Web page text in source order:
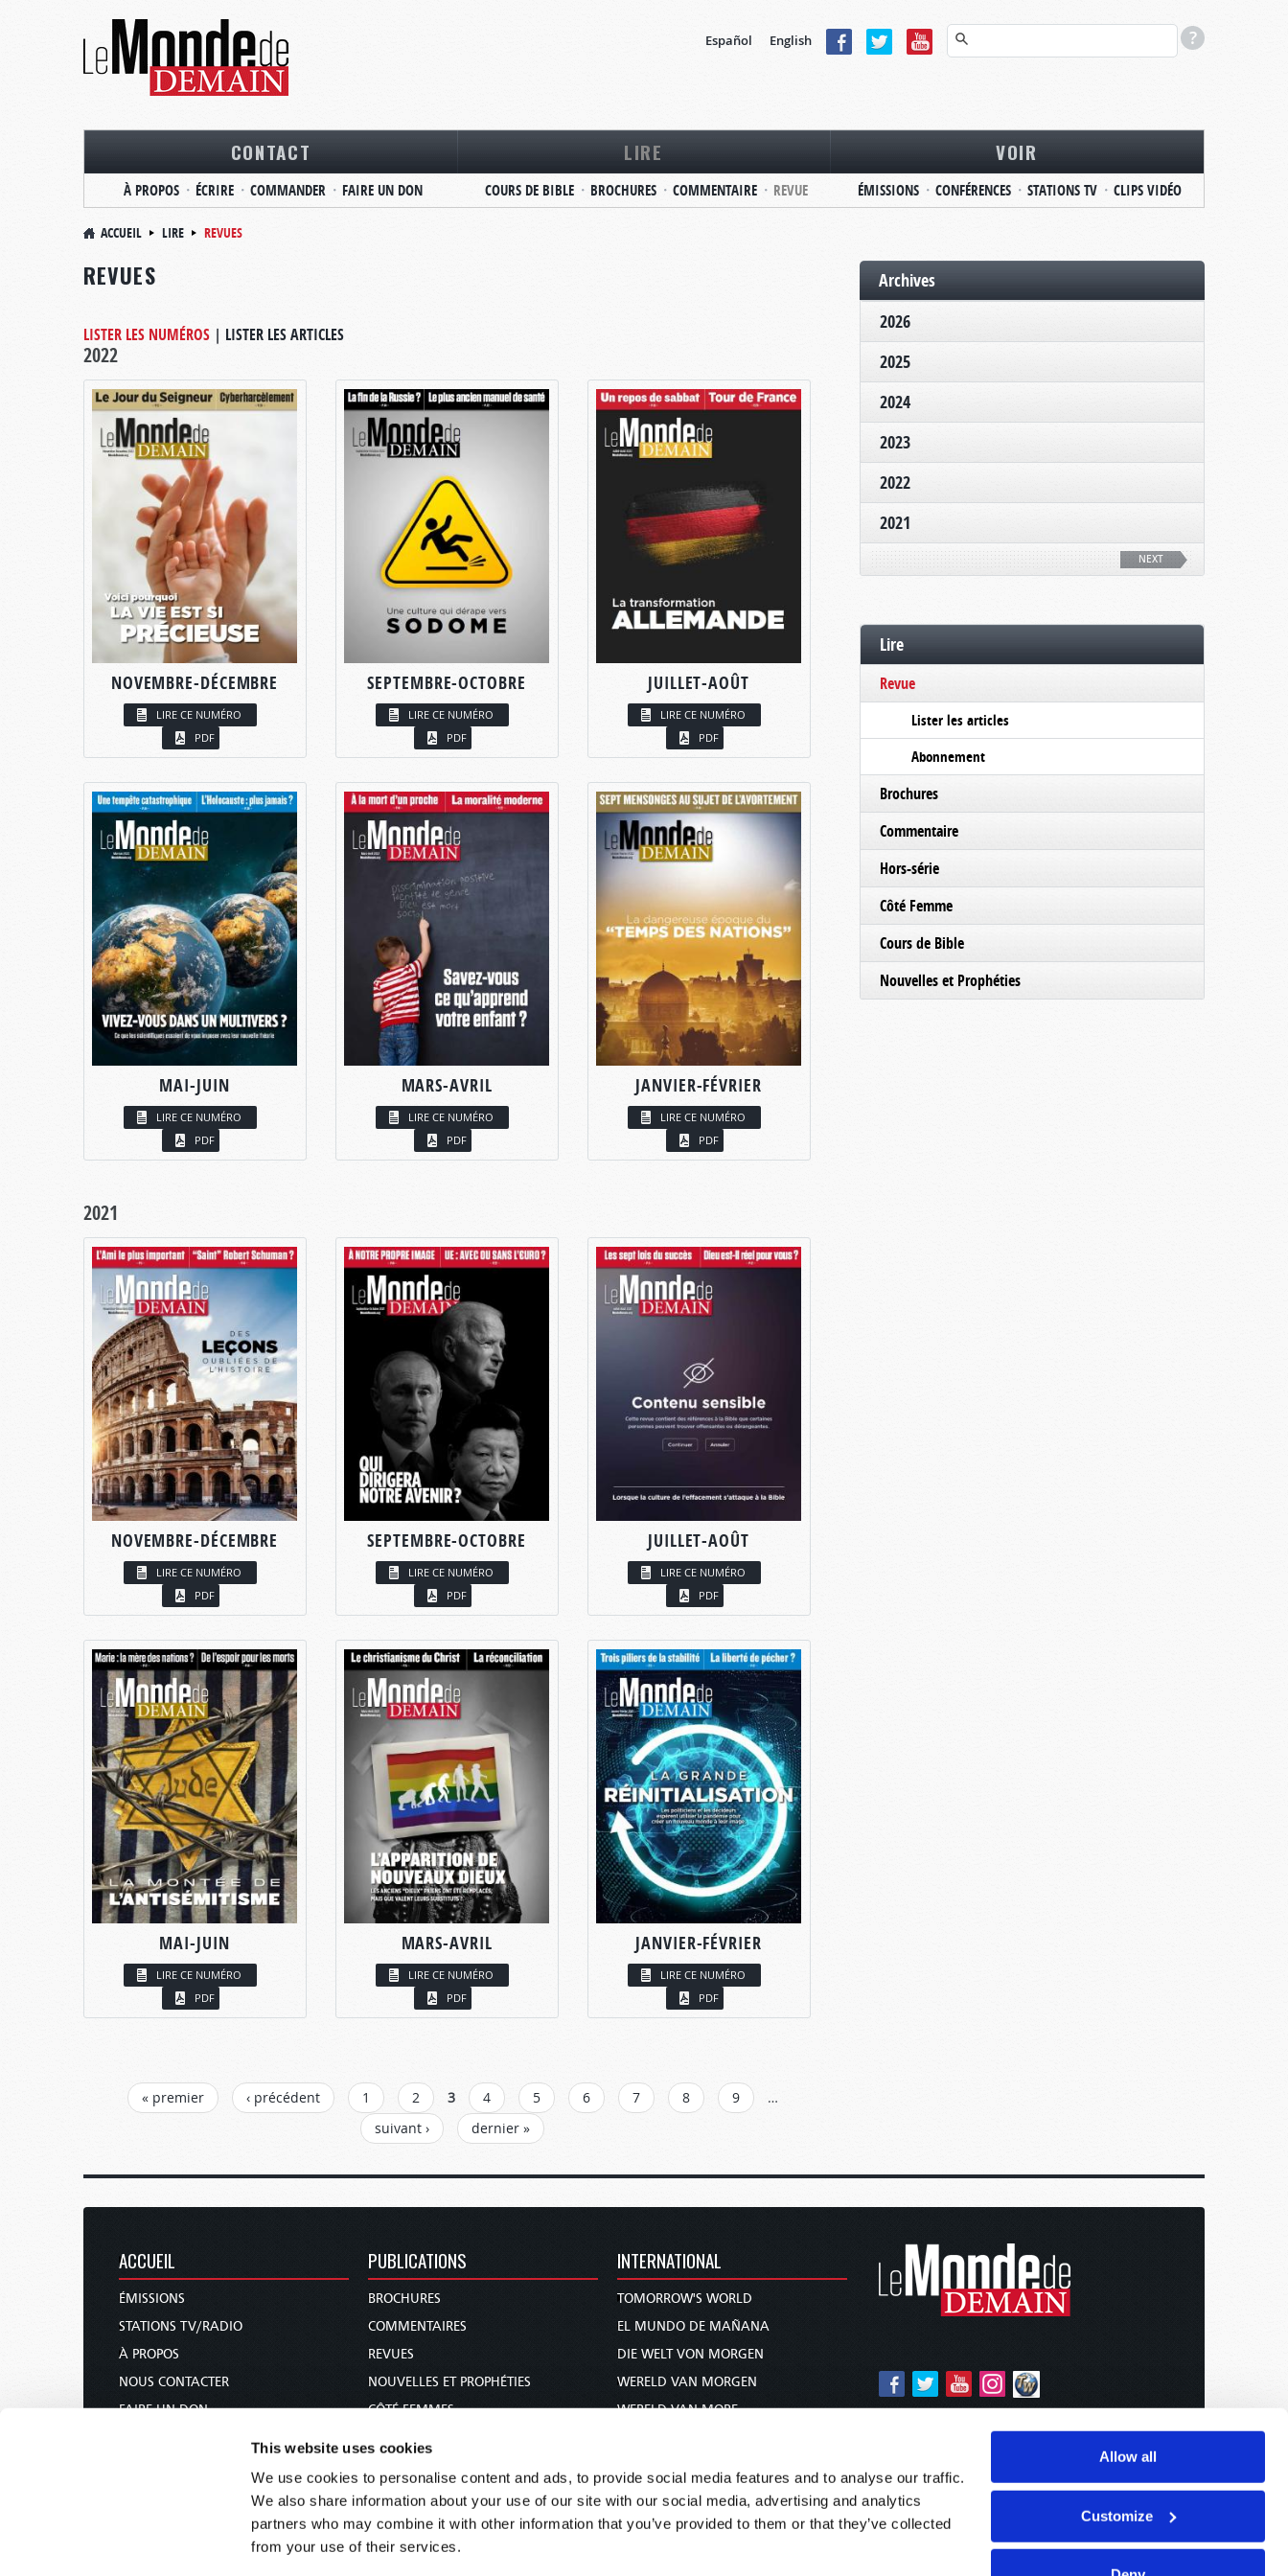
This website uses cookies
We use cookies to personalise content and ads, to provide social media features and to analyse our traffic.
We also share information about your use of our site with our social media, advertising and analytics
partners who may combine it with other information that you’ve provided to them or that they’ve collected
from your use of their services.
Allow all
Customize
Español English
CONTACT
À PROPOS ÉCRIRE COMMANDER FAIRE UN DON
LIRE
COURS DE BIBLE BROCHURES COMMENTAIRE REVUE
VOIR
ÉMISSIONS CONFÉRENCES STATIONS TV CLIPS VIDÉO
ACCUEIL LIRE REVUES
REVUES
LISTER LES NUMÉROS | LISTER LES ARTICLES
2022
NOVEMBRE-DÉCEMBRE
LIRE CE NUMÉRO
PDF
SEPTEMBRE-OCTOBRE
LIRE CE NUMÉRO
PDF
JUILLET-AOÛT
LIRE CE NUMÉRO
PDF
MAI-JUIN
LIRE CE NUMÉRO
PDF
MARS-AVRIL
LIRE CE NUMÉRO
PDF
JANVIER-FÉVRIER
LIRE CE NUMÉRO
PDF
2021
NOVEMBRE-DÉCEMBRE
LIRE CE NUMÉRO
PDF
SEPTEMBRE-OCTOBRE
LIRE CE NUMÉRO
PDF
JUILLET-AOÛT
LIRE CE NUMÉRO
PDF
MAI-JUIN
LIRE CE NUMÉRO
PDF
MARS-AVRIL
LIRE CE NUMÉRO
PDF
JANVIER-FÉVRIER
LIRE CE NUMÉRO
PDF
PAGES « premier ‹ précédent 1 2 3 4 5 6 7 8 9
…
suivant ›
dernier »
Archives
2026
2025
2024
2023
2022
2021
NEXT
Lire
Revue
Lister les articles
Abonnement
Brochures
Commentaire
Hors-série
Côté Femme
Cours de Bible
Nouvelles et Prophéties
ACCUEIL
ÉMISSIONS
STATIONS TV/RADIO
À PROPOS
NOUS CONTACTER
FAIRE UN DON
PUBLICATIONS
BROCHURES
COMMENTAIRES
REVUES
NOUVELLES ET PROPHÉTIES
CÔTÉ FEMMES
INTERNATIONAL
TOMORROW'S WORLD
EL MUNDO DE MAÑANA
DIE WELT VON MORGEN
WERELD VAN MORGEN
WERELD VAN MORE
未来世界
עולם המחר